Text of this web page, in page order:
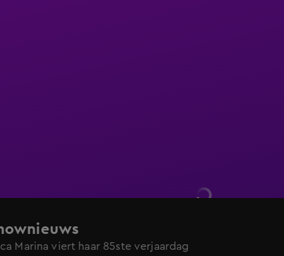
Marina viert haar 85ste verjaardag